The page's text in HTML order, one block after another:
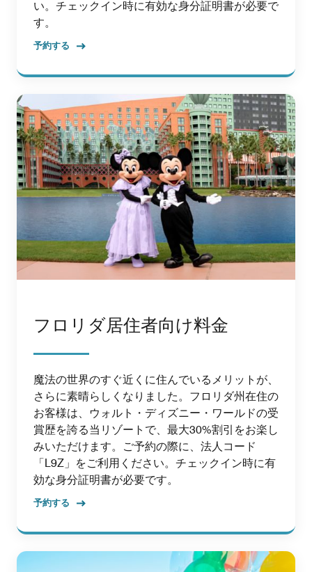
い。チェックイン時に有効な身分証明書が必要で
す。
予約する
フロリダ居住者向け料金
魔法の世界のすぐ近くに住んでいるメリットが、
さらに素晴らしくなりました。フロリダ州在住の
お客様は、ウォルト・ディズニー・ワールドの受
賞歴を誇る当リゾートで、最大30%割引をお楽し
みいただけます。ご予約の際に、法人コード
「L9Z」をご利用ください。チェックイン時に有
効な身分証明書が必要です。
予約する